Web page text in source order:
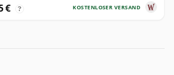
KOSTENLOSER VERSAND
€ ?